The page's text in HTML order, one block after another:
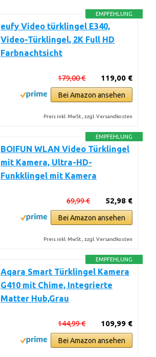
EMPFEHLUNG
eufy Video türklingel E340,
Video-Türklingel, 2K Full HD
Farbnachtsicht
119,00 €
179,00 €
Bei Amazon ansehen
Preis inkl. MwSt., zzgl. Versandkosten
EMPFEHLUNG
BOIFUN WLAN Video Türklingel
mit Kamera, Ultra-HD-
Funkklingel mit Kamera
52,98 €
69,99 €
Bei Amazon ansehen
Preis inkl. MwSt., zzgl. Versandkosten
EMPFEHLUNG
Aqara Smart Türklingel Kamera
G410 mit Chime, Integrierte
Matter Hub,Grau
109,99 €
144,99 €
Bei Amazon ansehen